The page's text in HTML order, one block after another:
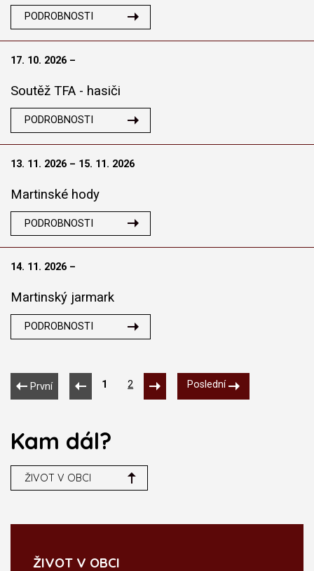
PODROBNOSTI
17. 10. 2026 –
Soutěž TFA - hasiči
PODROBNOSTI
13. 11. 2026 – 15. 11. 2026
Martinské hody
PODROBNOSTI
14. 11. 2026 –
Martinský jarmark
PODROBNOSTI
První 1 2 Poslední
Kam dál?
ŽIVOT V OBCI
ŽIVOT V OBCI